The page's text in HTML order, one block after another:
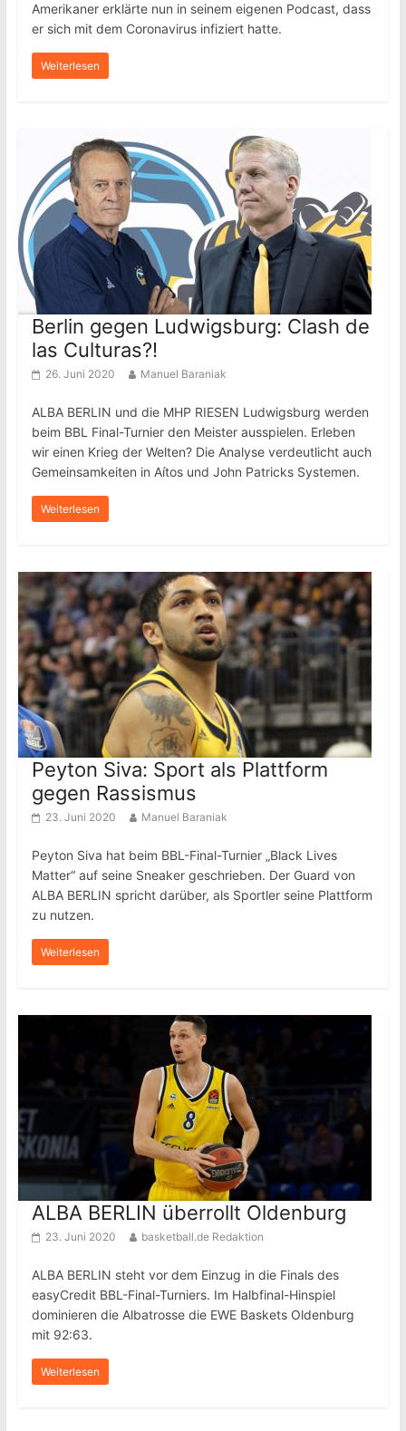
Amerikaner erklärte nun in seinem eigenen Podcast, dass
er sich mit dem Coronavirus infiziert hatte.
Weiterlesen
Berlin gegen Ludwigsburg: Clash de
las Culturas?!
26. Juni 2020 Manuel Baraniak
ALBA BERLIN und die MHP RIESEN Ludwigsburg werden
beim BBL Final-Turnier den Meister ausspielen. Erleben
wir einen Krieg der Welten? Die Analyse verdeutlicht auch
Gemeinsamkeiten in Aítos und John Patricks Systemen.
Weiterlesen
Peyton Siva: Sport als Plattform
gegen Rassismus
23. Juni 2020 Manuel Baraniak
Peyton Siva hat beim BBL-Final-Turnier „Black Lives
Matter“ auf seine Sneaker geschrieben. Der Guard von
ALBA BERLIN spricht darüber, als Sportler seine Plattform
zu nutzen.
Weiterlesen
ALBA BERLIN überrollt Oldenburg
23. Juni 2020 basketball.de Redaktion
ALBA BERLIN steht vor dem Einzug in die Finals des
easyCredit BBL-Final-Turniers. Im Halbfinal-Hinspiel
dominieren die Albatrosse die EWE Baskets Oldenburg
mit 92:63.
Weiterlesen